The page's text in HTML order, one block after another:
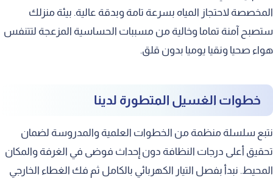
المخصصة لاحتجاز المياه بسرعة تامة وبدقة عالية. بيئة منزلك
ستصبح آمنة تماما وخالية من مسببات الحساسية المزعجة لتتنفس
هواء صحيا ونقيا يوميا بدون قلق.
خطوات الغسيل المتطورة لدينا
نتبع سلسلة منظمة من الخطوات العلمية والمدروسة لضمان
تحقيق أعلى درجات النظافة دون إحداث فوضى في الغرفة والمكان
المحيط. نبدأ بفصل التيار الكهربائي بالكامل ثم فك الغطاء الخارجي